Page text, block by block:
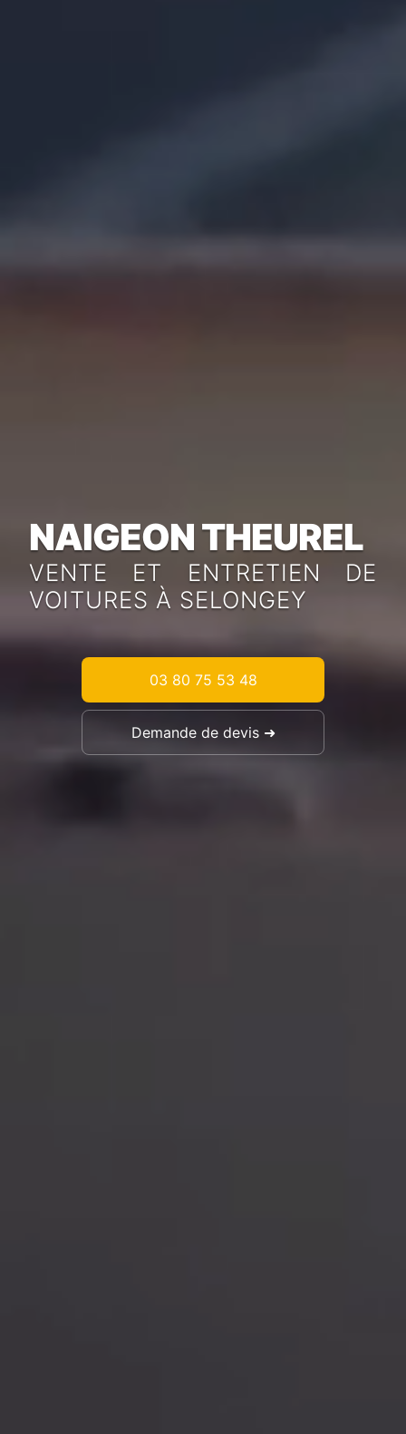
NAIGEON THEUREL
VENTE ET ENTRETIEN DE
VOITURES À SELONGEY
03 80 75 53 48
Demande de devis ➜